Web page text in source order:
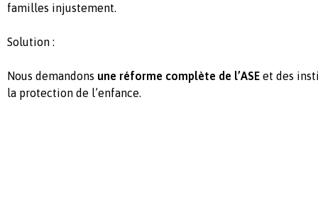
familles injustement.
Solution :
Nous demandons une réforme complète de l’ASE et des
la protection de l’enfance.